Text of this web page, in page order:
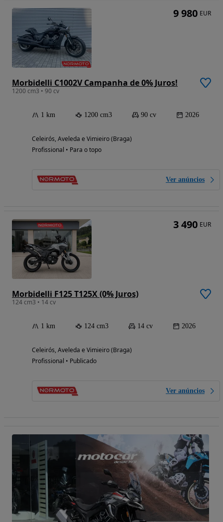
Morbidelli C1002V Campanha de 0% Juros!
1200 cm3 • 90 cv
1 km 1200 cm3 90 cv 2026
Celeirós, Aveleda e Vimieiro (Braga)
Profissional • Para o topo
Ver anúncios
9 980 EUR
Morbidelli F125 T125X (0% Juros)
124 cm3 • 14 cv
1 km 124 cm3 14 cv 2026
Celeirós, Aveleda e Vimieiro (Braga)
Profissional • Publicado
Ver anúncios
3 490 EUR